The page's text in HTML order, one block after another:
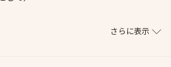
さらに表示